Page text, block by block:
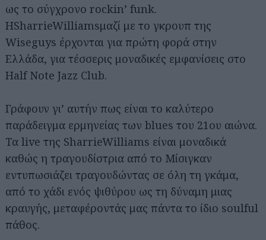
ως το σύγχρονο rockin’ funk.
HSharrieWilliamsμαζί με το γκρουπ της
Wiseguys έρχονται για πρώτη φορά στην
Ελλάδα, για τέσσερις μοναδικές εμφανίσεις στο
Half Note Jazz Club.
Γράφουν γι’ αυτήν πως είναι το καλύτερο
παράδειγμα ερμηνείας των blues του 21ου αιώνα.
Τα live της SharrieWilliams είναι μοναδικά
καθώς η τραγουδίστρια από το Μίσιγκαν
εντυπωσιάζει τραγουδώντας σε όλη τη γκάμα,
από το χάδι ενός ψιθύρου ως τη δύναμη μιας
κραυγής, μεταφέροντάς μας πάντα το ίδιο soulful
πάθος.